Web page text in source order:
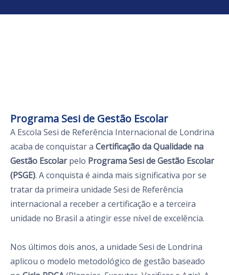
Programa Sesi de Gestão Escolar
A Escola Sesi de Referência Internacional de Londrina
acaba de conquistar a Certificação da Qualidade na
Gestão Escolarpelo Programa Sesi de Gestão Escolar
(PSGE). A conquista é ainda mais significativa por se
tratar da primeira unidade Sesi de Referência
internacional a receber a certificação e a terceira
unidade no Brasil a atingir esse nível de excelência.
Nos últimos dois anos, a unidade Sesi de Londrina
aplicou o modelo metodológico de gestão baseado